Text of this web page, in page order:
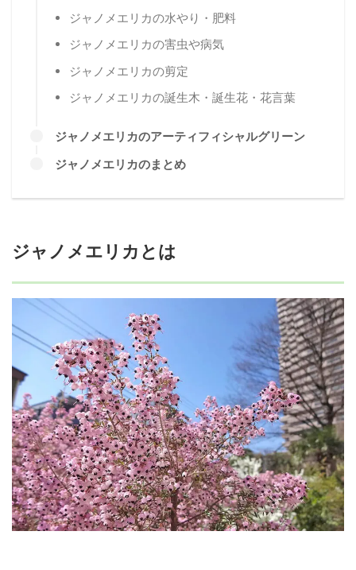
ジャノメエリカの水やり・肥料
ジャノメエリカの害虫や病気
ジャノメエリカの剪定
ジャノメエリカの誕生木・誕生花・花言葉
ジャノメエリカのアーティフィシャルグリーン
ジャノメエリカのまとめ
ジャノメエリカとは